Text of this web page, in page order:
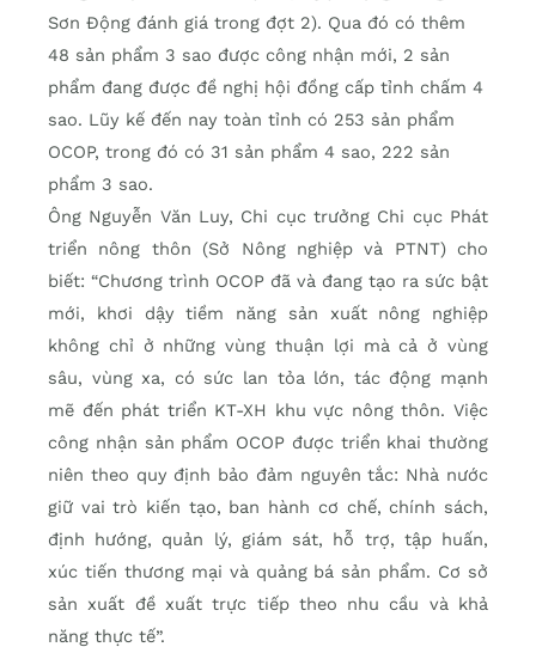
Sơn Động đánh giá trong đợt 2). Qua đó có thêm
48 sản phẩm 3 sao được công nhận mới, 2 sản
phẩm đang được đề nghị hội đồng cấp tỉnh chấm 4
sao. Lũy kế đến nay toàn tỉnh có 253 sản phẩm
OCOP, trong đó có 31 sản phẩm 4 sao, 222 sản
phẩm 3 sao.
Ông Nguyễn Văn Luy, Chi cục trưởng Chi cục Phát
triển nông thôn (Sở Nông nghiệp và PTNT) cho
biết: “Chương trình OCOP đã và đang tạo ra sức bật
mới, khơi dậy tiềm năng sản xuất nông nghiệp
không chỉ ở những vùng thuận lợi mà cả ở vùng
sâu, vùng xa, có sức lan tỏa lớn, tác động mạnh
mẽ đến phát triển KT-XH khu vực nông thôn. Việc
công nhận sản phẩm OCOP được triển khai thường
niên theo quy định bảo đảm nguyên tắc: Nhà nước
giữ vai trò kiến tạo, ban hành cơ chế, chính sách,
định hướng, quản lý, giám sát, hỗ trợ, tập huấn,
xúc tiến thương mại và quảng bá sản phẩm. Cơ sở
sản xuất đề xuất trực tiếp theo nhu cầu và khả
năng thực tế”.